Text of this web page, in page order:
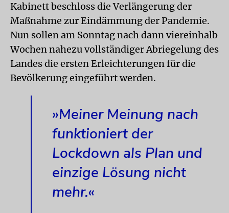
Kabinett beschloss die Verlängerung der
Maßnahme zur Eindämmung der Pandemie.
Nun sollen am Sonntag nach dann viereinhalb
Wochen nahezu vollständiger Abriegelung des
Landes die ersten Erleichterungen für die
Bevölkerung eingeführt werden.
»Meiner Meinung nach
funktioniert der
Lockdown als Plan und
einzige Lösung nicht
mehr.«